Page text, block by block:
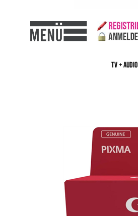
TV + AUDIO